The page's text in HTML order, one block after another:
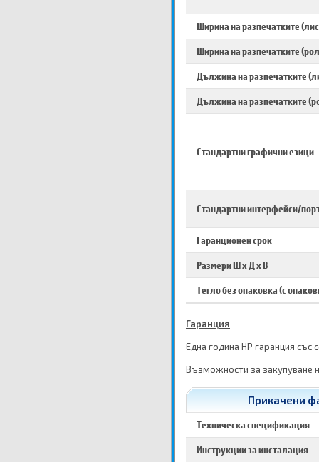
Ширина на разпечатките
Ширина на разпечатките
Дължина на разпечатките
Дължина на разпечатките
Стандартни графични езици
Стандартни интерфейси/
Гаранционен срок
Размери Ш х Д х В
Тегло без опаковка (с
Гаранция
Една година HP гаранция
Възможности за закупуване
Прикачени
Техническа спецификация
Инструкции за инсталация